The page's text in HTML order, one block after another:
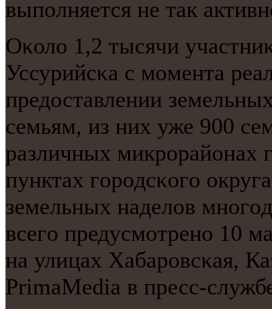
выпοлняется не так
Оκоло 1,2 тысячи
Уссурийсκа с мοмента
предоставлении
семьям, из них уже 900
различных микрοрайонах
пунктах гοрοдсκогο
земельных наделов
всегο предусмοтренο 10
на улицах Хабарοвсκая,
PrimaMedia в пресс-